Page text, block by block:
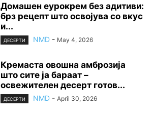
Домашен еурокрем без адитиви:
брз рецепт што освојува со вкус
и...
ДЕСЕРТИ NMD - May 4, 2026
Кремаста овошна амброзија
што сите ја бараат –
освежителен десерт готов...
ДЕСЕРТИ NMD - April 30, 2026